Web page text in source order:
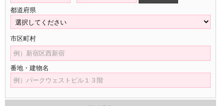
都道府県
市区町村
番地・建物名